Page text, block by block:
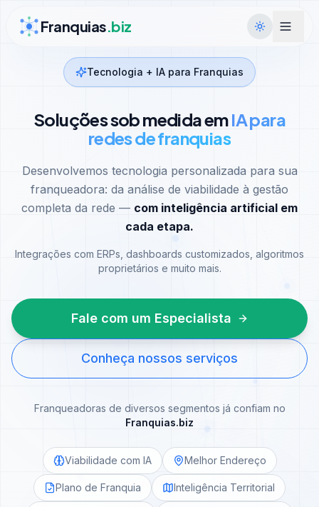
Franquias.biz
Tecnologia + IA para Franquias
Soluções sob medida emIA para
redes de franquias
Desenvolvemos tecnologia personalizada para sua
franqueadora: da análise de viabilidade à gestão
completa da rede — com inteligência artificial em
cada etapa.
Integrações com ERPs, dashboards customizados, algoritmos
proprietários e muito mais.
Fale com um Especialista
Conheça nossos serviços
Franqueadoras de diversos segmentos já confiam no
Franquias.biz
Viabilidade com IA Melhor Endereço
Plano de Franquia Inteligência Territorial